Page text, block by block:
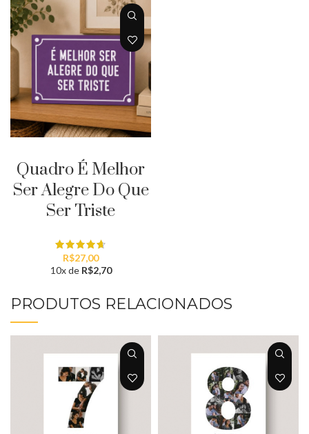
Quadro É Melhor
Ser Alegre Do Que
Ser Triste
R$27,00
10x de R$2,70
PRODUTOS RELACIONADOS